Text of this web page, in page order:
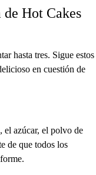
de Hot Cakes
hasta tres. Sigue estos
en cuestión de
el azúcar, el polvo de
de que todos los